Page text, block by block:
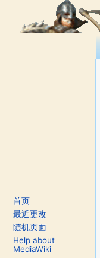
首页
最近更改
随机页面
Help about
MediaWiki